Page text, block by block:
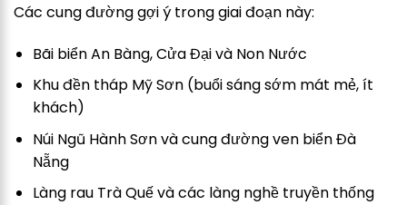
Các cung đường gợi ý trong giai đoạn này:
Bãi biển An Bàng, Cửa Đại và Non Nước
Khu đền tháp Mỹ Sơn (buổi sáng sớm mát mẻ, ít
khách)
Núi Ngũ Hành Sơn và cung đường ven biển Đà
Nẵng
Làng rau Trà Quế và các làng nghề truyền thống